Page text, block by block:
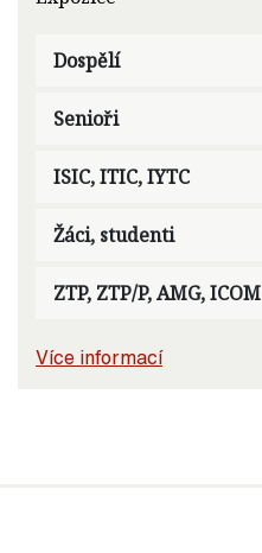
Dospělí
Senioři
ISIC, ITIC, IYTC
Žáci, studenti
ZTP, ZTP/P, AMG, ICOM
Více informací